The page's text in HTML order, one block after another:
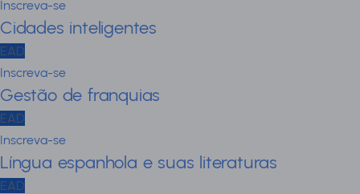
Inscreva-se
Cidades inteligentes
EAD
Inscreva-se
Gestão de franquias
EAD
Inscreva-se
Língua espanhola e suas literaturas
EAD